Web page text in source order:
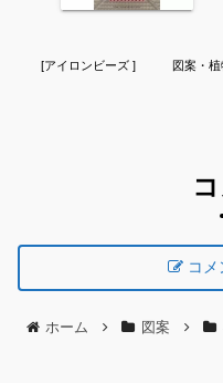
[アイロンビーズ ] 図案・植物
コ
ホーム 図案